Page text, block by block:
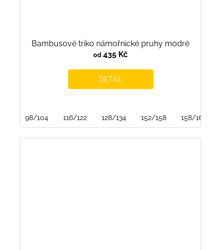
Bambusové triko námořnické pruhy modré
od 435 Kč
DETAIL
98/104 116/122 128/134 152/158 158/164